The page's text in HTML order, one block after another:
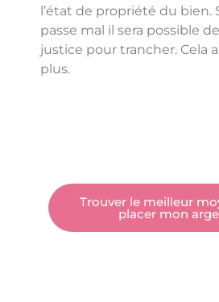
l’état de propriété du bien.
passe mal il sera possible
justice pour trancher. Cela
plus.
Trouver le meilleur
placer mon